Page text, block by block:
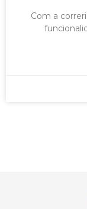
Com a